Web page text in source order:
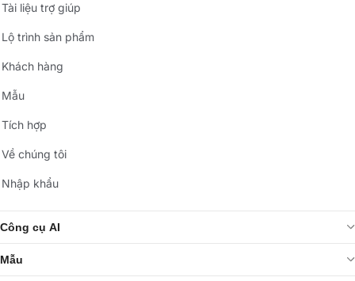
Tài liệu trợ giúp
Lộ trình sản phẩm
Khách hàng
Mẫu
Tích hợp
Về chúng tôi
Nhập khẩu
Công cụ AI
Mẫu